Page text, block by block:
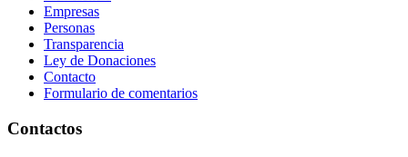
Empresas
Personas
Transparencia
Ley de Donaciones
Contacto
Formulario de comentarios
Contactos